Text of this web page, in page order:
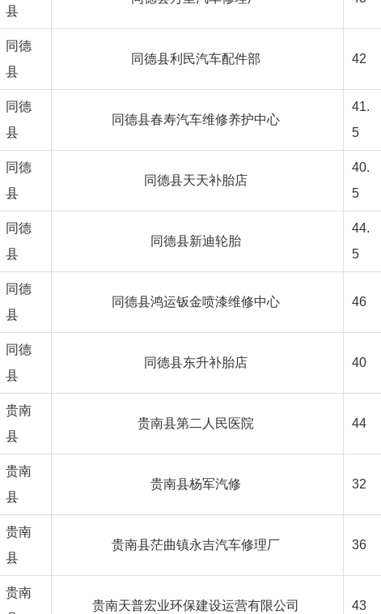
县
同德
县
同德县利民汽车配件部 42
同德
县
同德县春寿汽车维修养护中心
41.
5
同德
县
同德县天天补胎店
40.
5
同德
县
同德县新迪轮胎
44.
5
同德
县
同德县鸿运钣金喷漆维修中心 46
同德
县
同德县东升补胎店 40
贵南
县
贵南县第二人民医院 44
贵南
县
贵南县杨军汽修 32
贵南
县
贵南县茫曲镇永吉汽车修理厂 36
贵南
贵南天普宏业环保建设运营有限公司 43